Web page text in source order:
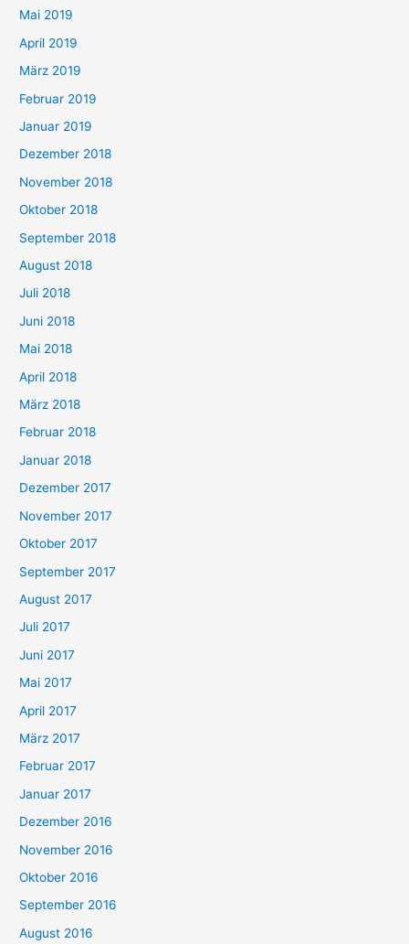
Mai 2019
April 2019
März 2019
Februar 2019
Januar 2019
Dezember 2018
November 2018
Oktober 2018
September 2018
August 2018
Juli 2018
Juni 2018
Mai 2018
April 2018
März 2018
Februar 2018
Januar 2018
Dezember 2017
November 2017
Oktober 2017
September 2017
August 2017
Juli 2017
Juni 2017
Mai 2017
April 2017
März 2017
Februar 2017
Januar 2017
Dezember 2016
November 2016
Oktober 2016
September 2016
August 2016